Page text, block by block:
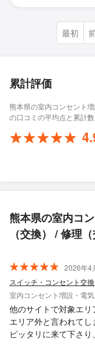
最初
累計評価
熊本県の室内コンセント
の口コミの平均点と累計数
熊本県の室内コ
（交換） / 修理
2026年4
スイッチ・コンセント交換
室内コンセント増設・電
他のサイトで対象エ
エリア外と言われて
ピッタリに来て下さ
で終わらせて下さい